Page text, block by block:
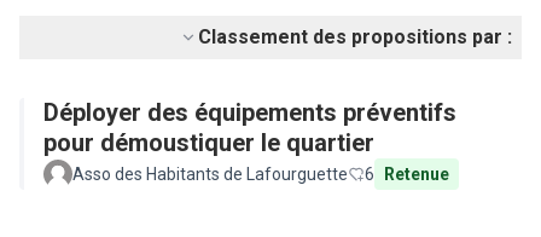
Classement des propositions par :
Déployer des équipements préventifs
pour démoustiquer le quartier
Asso des Habitants de Lafourguette 6 Retenue